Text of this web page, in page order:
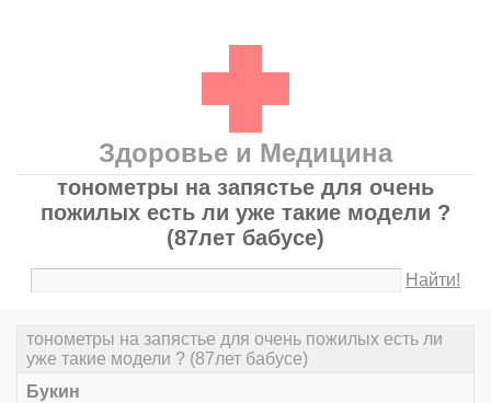
Здоровье и Медицина
тонометры на запястье для очень
пожилых есть ли уже такие модели ?
(87лет бабусе)
Найти!
тонометры на запястье для очень пожилых есть ли
уже такие модели ? (87лет бабусе)
Букин